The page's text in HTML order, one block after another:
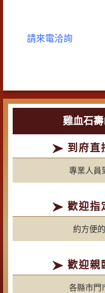
請來電洽詢
雞血石
到府直
專業人員
歡迎指
約方便
歡迎親
各縣市門